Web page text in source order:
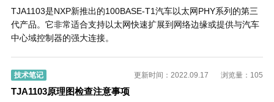
TJA1103是NXP新推出的100BASE-T1汽车以太网PHY系列的第三
代产品。它非常适合支持以太网快速扩展到网络边缘或提供与汽车
中心域控制器的强大连接。
技术笔记 浏览量：105
更新时间：2022.09.17
TJA1103原理图检查注意事项